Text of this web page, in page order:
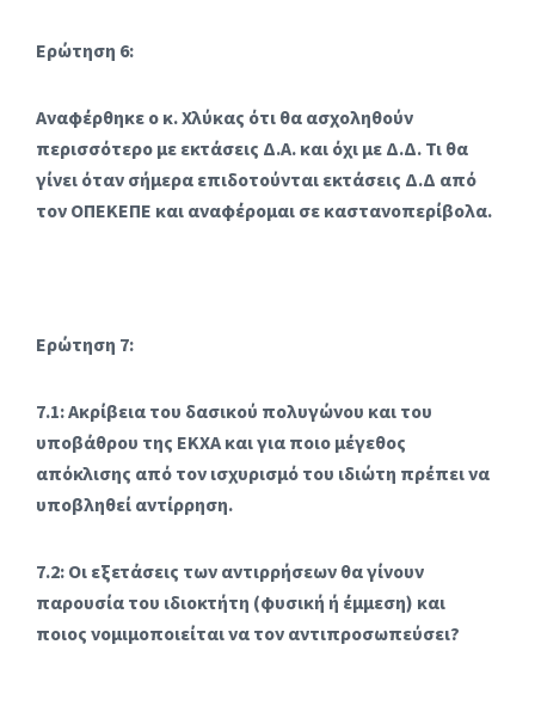
Ερώτηση 6:
Αναφέρθηκε ο κ. Χλύκας ότι θα ασχοληθούν
περισσότερο με εκτάσεις Δ.Α. και όχι με Δ.Δ. Τι θα
γίνει όταν σήμερα επιδοτούνται εκτάσεις Δ.Δ από
τον ΟΠΕΚΕΠΕ και αναφέρομαι σε καστανοπερίβολα.
Ερώτηση 7:
7.1: Ακρίβεια του δασικού πολυγώνου και του
υποβάθρου της ΕΚΧΑ και για ποιο μέγεθος
απόκλισης από τον ισχυρισμό του ιδιώτη πρέπει να
υποβληθεί αντίρρηση.
7.2: Οι εξετάσεις των αντιρρήσεων θα γίνουν
παρουσία του ιδιοκτήτη (φυσική ή έμμεση) και
ποιος νομιμοποιείται να τον αντιπροσωπεύσει?